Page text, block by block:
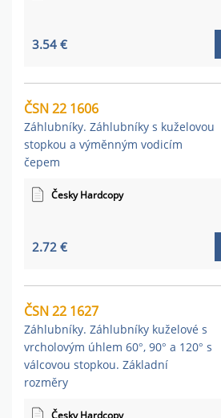
3.54 €
ČSN 22 1606
Záhlubníky. Záhlubníky s kuželovou
stopkou a výměnným vodicím
čepem
Česky Hardcopy
2.72 €
ČSN 22 1627
Záhlubníky. Záhlubníky kuželové s
vrcholovým úhlem 60°, 90° a 120° s
válcovou stopkou. Základní
rozměry
Česky Hardcopy